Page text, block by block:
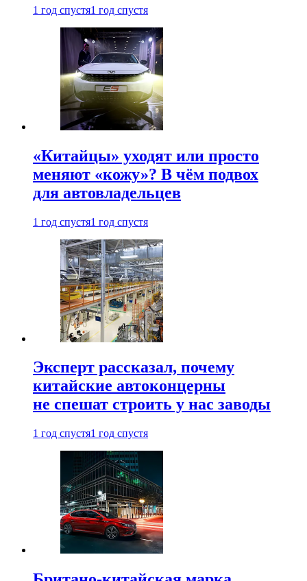
1 год спустя1 год спустя
«Китайцы» уходят или просто
меняют «кожу»? В чём подвох
для автовладельцев
1 год спустя1 год спустя
Эксперт рассказал, почему
китайские автоконцерны
не спешат строить у нас заводы
1 год спустя1 год спустя